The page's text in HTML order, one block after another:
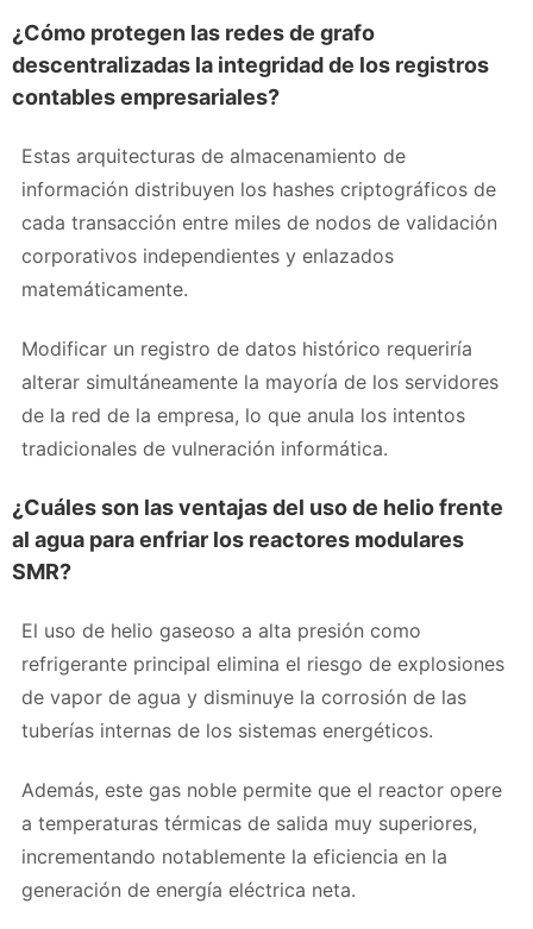
¿Cómo protegen las redes de grafo
descentralizadas la integridad de los registros
contables empresariales?
Estas arquitecturas de almacenamiento de
información distribuyen los hashes criptográficos de
cada transacción entre miles de nodos de validación
corporativos independientes y enlazados
matemáticamente.
Modificar un registro de datos histórico requeriría
alterar simultáneamente la mayoría de los servidores
de la red de la empresa, lo que anula los intentos
tradicionales de vulneración informática.
¿Cuáles son las ventajas del uso de helio frente
al agua para enfriar los reactores modulares
SMR?
El uso de helio gaseoso a alta presión como
refrigerante principal elimina el riesgo de explosiones
de vapor de agua y disminuye la corrosión de las
tuberías internas de los sistemas energéticos.
Además, este gas noble permite que el reactor opere
a temperaturas térmicas de salida muy superiores,
incrementando notablemente la eficiencia en la
generación de energía eléctrica neta.